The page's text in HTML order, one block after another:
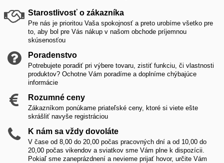
Starostlivosť o zákazníka
Pre nás je prioritou Vaša spokojnosť a preto urobíme všetko pre
to, aby bol pre Vás nákup v našom obchode príjemnou
skúsenosťou
Poradenstvo
Potrebujete poradiť pri výbere tovaru, zistiť funkciu, či vlastnosti
produktov? Ochotne Vám poradíme a doplníme chýbajúce
informácie
Rozumné ceny
Zákazníkom ponúkame priateľské ceny, ktoré si viete ešte
skrášliť navyše registráciou
K nám sa vždy dovoláte
V čase od 8,00 do 20,00 počas pracovných dní a od 10,00 do
20,00 počas vikendov a sviatkov sme Vám plne k dispozícii.
Pokiaľ sme zaneprázdnení a nevieme prijať hovor, určite Vám